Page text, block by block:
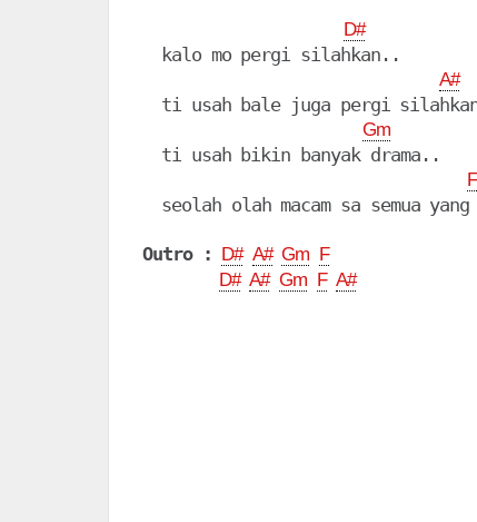
D#
  kalo mo pergi silahkan..
A#
ti usah bale juga pergi
Gm
  ti usah bikin banyak drama..
F
seolah olah macam sa semua yang
Outro : D# A# Gm F
D# A# Gm F A#